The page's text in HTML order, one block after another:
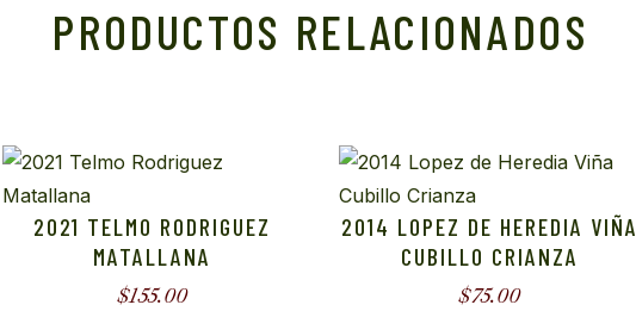
PRODUCTOS RELACIONADOS
2021 TELMO RODRIGUEZ
MATALLANA
$155.00
2014 LOPEZ DE HEREDIA VIÑA
CUBILLO CRIANZA
$75.00